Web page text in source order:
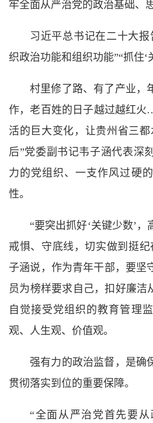
牢全面从严治党的政治基础、
习近平总书记在二十大
织政治功能和组织功能”“抓住‘
村里修了路、有了产业，
作，老百姓的日子越过越红
活的巨大变化，让贵州省三
后”党委副书记韦子涵代表深
力的党组织、一支作风过硬
性。
“要突出抓好‘关键少数’
戒惧、守底线，切实做到挺
子涵说，作为青年干部，要坚
员为榜样要求自己，扣好廉洁
自觉接受党组织的教育管理
观、人生观、价值观。
强有力的政治监督，是确
贯彻落实到位的重要保障。
“全面从严治党首先要